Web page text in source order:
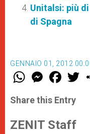
Unitalsi: più
di Spagna
GENNAIO 01, 2012
W
t
s
p
p
M
e
s
e
g
e
F
a
e
b
o
k
w
Share this Entry
ZENIT Staff